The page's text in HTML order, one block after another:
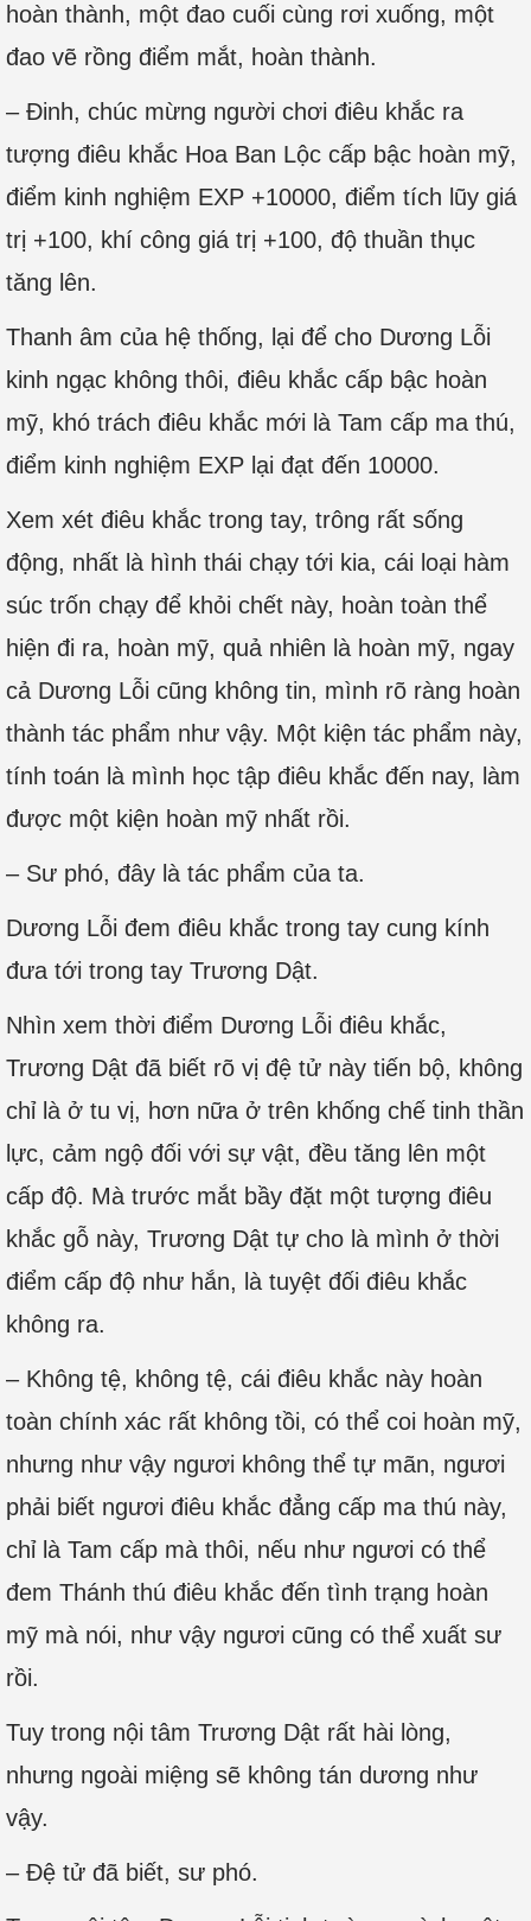
hoàn thành, một đao cuối cùng rơi xuống, một
đao vẽ rồng điểm mắt, hoàn thành.
– Đinh, chúc mừng người chơi điêu khắc ra
tượng điêu khắc Hoa Ban Lộc cấp bậc hoàn mỹ,
điểm kinh nghiệm EXP +10000, điểm tích lũy giá
trị +100, khí công giá trị +100, độ thuần thục
tăng lên.
Thanh âm của hệ thống, lại để cho Dương Lỗi
kinh ngạc không thôi, điêu khắc cấp bậc hoàn
mỹ, khó trách điêu khắc mới là Tam cấp ma thú,
điểm kinh nghiệm EXP lại đạt đến 10000.
Xem xét điêu khắc trong tay, trông rất sống
động, nhất là hình thái chạy tới kia, cái loại hàm
súc trốn chạy để khỏi chết này, hoàn toàn thể
hiện đi ra, hoàn mỹ, quả nhiên là hoàn mỹ, ngay
cả Dương Lỗi cũng không tin, mình rõ ràng hoàn
thành tác phẩm như vậy. Một kiện tác phẩm này,
tính toán là mình học tập điêu khắc đến nay, làm
được một kiện hoàn mỹ nhất rồi.
– Sư phó, đây là tác phẩm của ta.
Dương Lỗi đem điêu khắc trong tay cung kính
đưa tới trong tay Trương Dật.
Nhìn xem thời điểm Dương Lỗi điêu khắc,
Trương Dật đã biết rõ vị đệ tử này tiến bộ, không
chỉ là ở tu vị, hơn nữa ở trên khống chế tinh thần
lực, cảm ngộ đối với sự vật, đều tăng lên một
cấp độ. Mà trước mắt bầy đặt một tượng điêu
khắc gỗ này, Trương Dật tự cho là mình ở thời
điểm cấp độ như hắn, là tuyệt đối điêu khắc
không ra.
– Không tệ, không tệ, cái điêu khắc này hoàn
toàn chính xác rất không tồi, có thể coi hoàn mỹ,
nhưng như vậy ngươi không thể tự mãn, ngươi
phải biết ngươi điêu khắc đẳng cấp ma thú này,
chỉ là Tam cấp mà thôi, nếu như ngươi có thể
đem Thánh thú điêu khắc đến tình trạng hoàn
mỹ mà nói, như vậy ngươi cũng có thể xuất sư
rồi.
Tuy trong nội tâm Trương Dật rất hài lòng,
nhưng ngoài miệng sẽ không tán dương như
vậy.
– Đệ tử đã biết, sư phó.